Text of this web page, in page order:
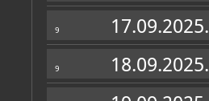
9 17.09.2025.
9 18.09.2025.